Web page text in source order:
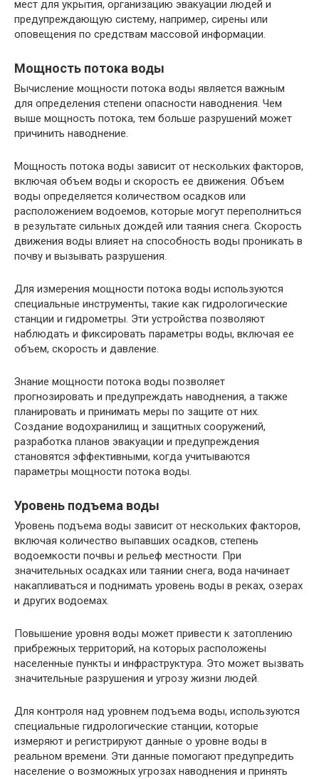
мест для укрытия, организацию эвакуации людей и
предупреждающую систему, например, сирены или
оповещения по средствам массовой информации.
Мощность потока воды
Вычисление мощности потока воды является важным
для определения степени опасности наводнения. Чем
выше мощность потока, тем больше разрушений может
причинить наводнение.
Мощность потока воды зависит от нескольких факторов,
включая объем воды и скорость ее движения. Объем
воды определяется количеством осадков или
расположением водоемов, которые могут переполниться
в результате сильных дождей или таяния снега. Скорость
движения воды влияет на способность воды проникать в
почву и вызывать разрушения.
Для измерения мощности потока воды используются
специальные инструменты, такие как гидрологические
станции и гидрометры. Эти устройства позволяют
наблюдать и фиксировать параметры воды, включая ее
объем, скорость и давление.
Знание мощности потока воды позволяет
прогнозировать и предупреждать наводнения, а также
планировать и принимать меры по защите от них.
Создание водохранилищ и защитных сооружений,
разработка планов эвакуации и предупреждения
становятся эффективными, когда учитываются
параметры мощности потока воды.
Уровень подъема воды
Уровень подъема воды зависит от нескольких факторов,
включая количество выпавших осадков, степень
водоемкости почвы и рельеф местности. При
значительных осадках или таянии снега, вода начинает
накапливаться и поднимать уровень воды в реках, озерах
и других водоемах.
Повышение уровня воды может привести к затоплению
прибрежных территорий, на которых расположены
населенные пункты и инфраструктура. Это может вызвать
значительные разрушения и угрозу жизни людей.
Для контроля над уровнем подъема воды, используются
специальные гидрологические станции, которые
измеряют и регистрируют данные о уровне воды в
реальном времени. Эти данные помогают предупредить
население о возможных угрозах наводнения и принять